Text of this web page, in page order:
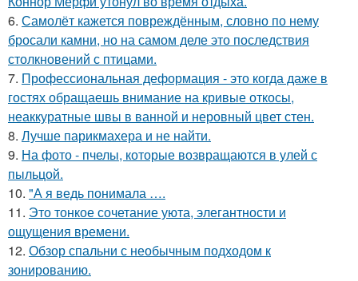
6. Самолёт кажется повреждённым, словно по нему
бросали камни, но на самом деле это последствия
столкновений с птицами.
7. Профессиональная деформация - это когда даже в
гостях обращаешь внимание на кривые откосы,
неаккуратные швы в ванной и неровный цвет стен.
8. Лучше парикмахера и не найти.
9. На фото - пчелы, которые возвращаются в улей с
пыльцой.
10. "А я ведь понимала ….
11. Это тонкое сочетание уюта, элегантности и
ощущения времени.
12. Обзор спальни с необычным подходом к
зонированию.